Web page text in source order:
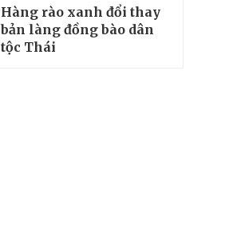
Hàng rào xanh đổi thay
bản làng đồng bào dân
tộc Thái